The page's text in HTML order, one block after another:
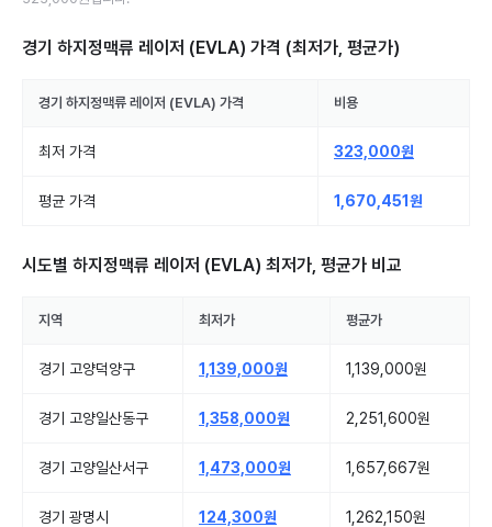
경기 하지정맥류 레이저 (EVLA) 가격 (최저가, 평균가)
경기 하지정맥류 레이저 (EVLA) 가격 비용
최저 가격 323,000원
평균 가격 1,670,451원
시도별 하지정맥류 레이저 (EVLA) 최저가, 평균가 비교
지역 최저가 평균가
경기 고양덕양구 1,139,000원 1,139,000원
경기 고양일산동구 1,358,000원 2,251,600원
경기 고양일산서구 1,473,000원 1,657,667원
경기 광명시 124,300원 1,262,150원